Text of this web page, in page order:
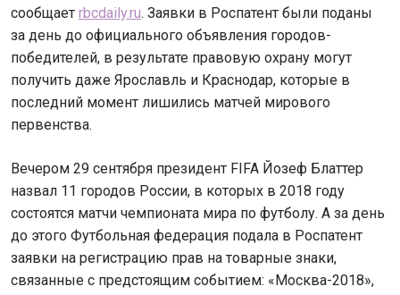
сообщает rbcdaily.ru. Заявки в Роспатент были поданы
за день до официального объявления городов-
победителей, в результате правовую охрану могут
получить даже Ярославль и Краснодар, которые в
последний момент лишились матчей мирового
первенства.
Вечером 29 сентября президент FIFA Йозеф Блаттер
назвал 11 городов России, в которых в 2018 году
состоятся матчи чемпионата мира по футболу. А за день
до этого Футбольная федерация подала в Роспатент
заявки на регистрацию прав на товарные знаки,
связанные с предстоящим событием: «Москва-2018»,